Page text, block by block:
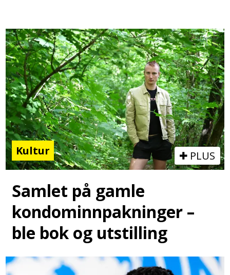
Kultur PLUS
Samlet på gamle
kondominnpakninger –
ble bok og utstilling